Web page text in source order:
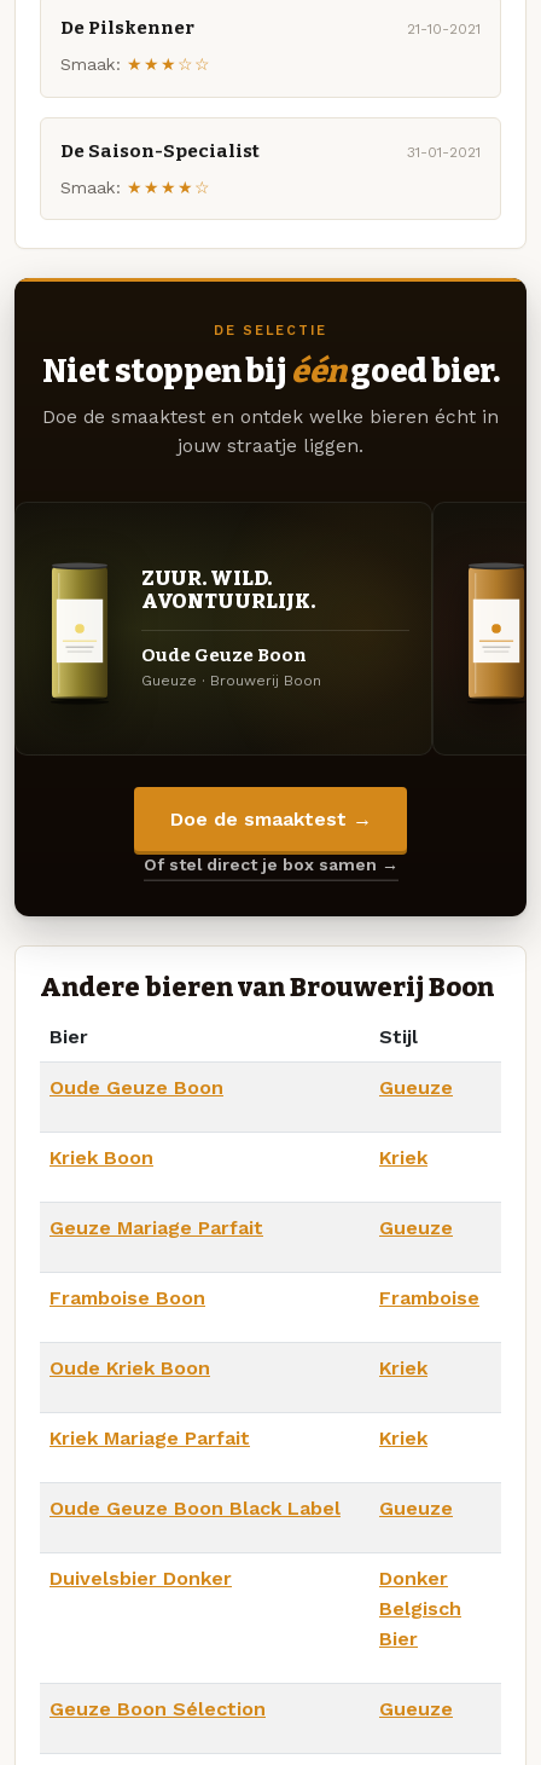
De Pilskenner 21-10-2021
Smaak: ★★★☆☆
De Saison-Specialist 31-01-2021
Smaak: ★★★★☆
DE SELECTIE
Niet stoppen bij ééngoed bier.
Doe de smaaktest en ontdek welke bieren écht in
jouw straatje liggen.
ZUUR. WILD.
AVONTUURLIJK.
Oude Geuze Boon
Gueuze · Brouwerij Boon
Doe de smaaktest →
Of stel direct je box samen →
Andere bieren van Brouwerij Boon
Bier Stijl
Oude Geuze Boon Gueuze
Kriek Boon Kriek
Geuze Mariage Parfait Gueuze
Framboise Boon Framboise
Oude Kriek Boon Kriek
Kriek Mariage Parfait Kriek
Oude Geuze Boon Black Label Gueuze
Duivelsbier Donker
Donker
Belgisch
Bier
Geuze Boon Sélection Gueuze